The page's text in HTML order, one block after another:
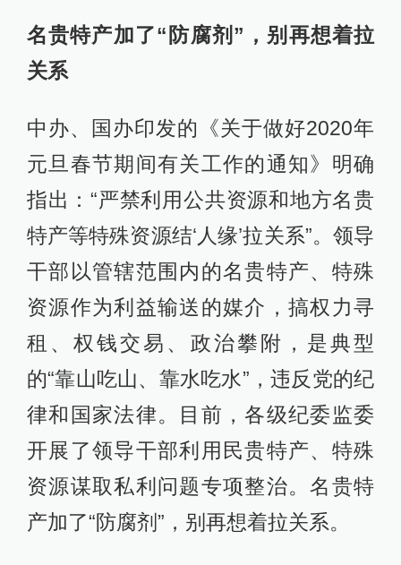
名贵特产加了“防腐剂”，别再想着拉
关系
中办、国办印发的《关于做好2020年
元旦春节期间有关工作的通知》明确
指出：“严禁利用公共资源和地方名贵
特产等特殊资源结‘人缘’拉关系”。领导
干部以管辖范围内的名贵特产、特殊
资源作为利益输送的媒介，搞权力寻
租、权钱交易、政治攀附，是典型
的“靠山吃山、靠水吃水”，违反党的纪
律和国家法律。目前，各级纪委监委
开展了领导干部利用民贵特产、特殊
资源谋取私利问题专项整治。名贵特
产加了“防腐剂”，别再想着拉关系。